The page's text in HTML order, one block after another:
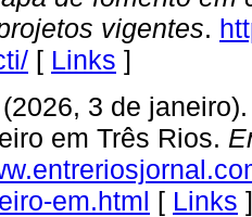
vigentes.
[ Links ]
3 de
em Três Rios.
em.html [ Links ]